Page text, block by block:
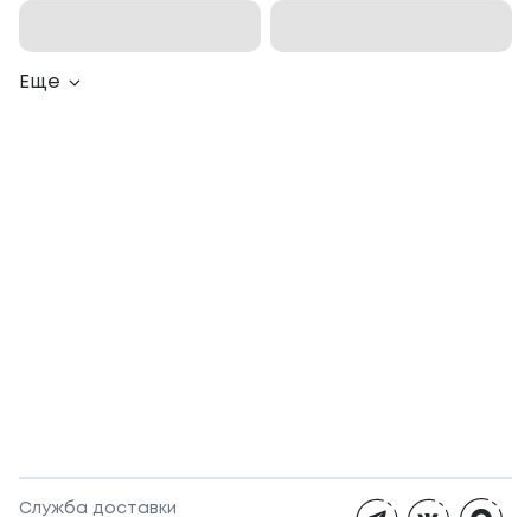
Еще
Служба доставки